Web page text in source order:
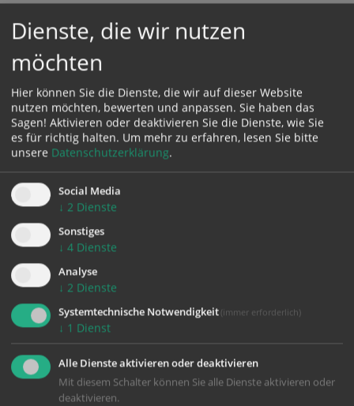
Also dann - vielleicht sehen oder hören wir uns!
Wir treffen uns jeden Dienstag um 19.00 Uhr zum
einfach vorbei!
Kontaktpersonen:
Martina Noll:m.noll@liwest.at
Young@Heart -
Chorgemeinschaft
Dienste, die wir nutzen
möchten
Hier können Sie die Dienste, die wir auf dieser Website
nutzen möchten, bewerten und anpassen. Sie haben das
Sagen! Aktivieren oder deaktivieren Sie die Dienste, wie Sie
es für richtig halten. Um mehr zu erfahren, lesen Sie bitte
unsere Datenschutzerklärung.
Social Media
↓ 2 Dienste
Sonstiges
↓ 4 Dienste
Analyse
↓ 2 Dienste
Systemtechnische Notwendigkeit (immer erforderlich)
↓ 1 Dienst
Alle Dienste aktivieren oder deaktivieren
Mit diesem Schalter können Sie alle Dienste aktivieren oder
deaktivieren.